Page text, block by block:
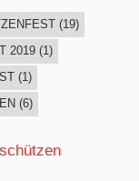
(19)
2019(1)
(1)
(6)